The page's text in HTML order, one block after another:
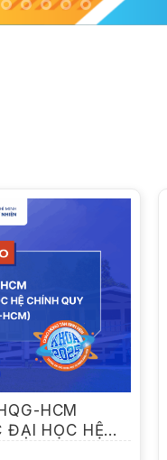
HCM
ĐẠI HỌC HỆ
KHU ĐÔ THỊ